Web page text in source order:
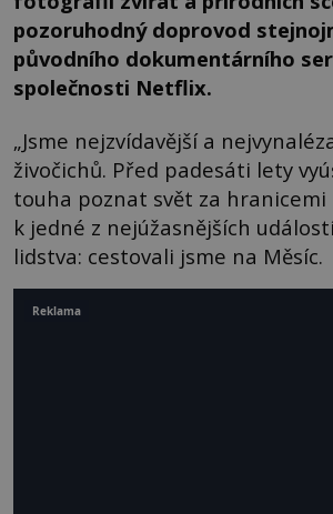
pozoruhodný doprovod
původního dokumentárního
společnosti Netflix.
„Jsme nejzvídavější a
živočichů. Před padesáti lety
touha poznat svět za
k jedné z nejúžasnějších
lidstva: cestovali jsme na Měsíc.
Reklama